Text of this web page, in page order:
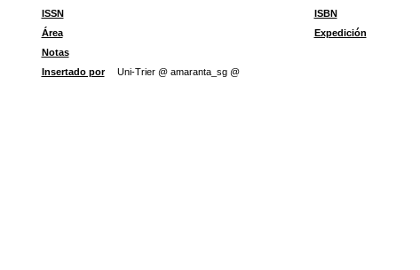
ISSN ISBN
Área
Expedición
Notas
Insertado por
Uni-Trier @ amaranta_sg @